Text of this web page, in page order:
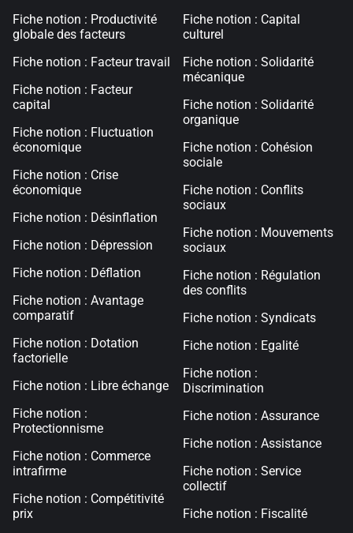
Fiche notion : Productivité
globale des facteurs
Fiche notion : Facteur travail
Fiche notion : Facteur
capital
Fiche notion : Fluctuation
économique
Fiche notion : Crise
économique
Fiche notion : Désinflation
Fiche notion : Dépression
Fiche notion : Déflation
Fiche notion : Avantage
comparatif
Fiche notion : Dotation
factorielle
Fiche notion : Libre échange
Fiche notion :
Protectionnisme
Fiche notion : Commerce
intrafirme
Fiche notion : Compétitivité
prix
Fiche notion : Capital
culturel
Fiche notion : Solidarité
mécanique
Fiche notion : Solidarité
organique
Fiche notion : Cohésion
sociale
Fiche notion : Conflits
sociaux
Fiche notion : Mouvements
sociaux
Fiche notion : Régulation
des conflits
Fiche notion : Syndicats
Fiche notion : Egalité
Fiche notion :
Discrimination
Fiche notion : Assurance
Fiche notion : Assistance
Fiche notion : Service
collectif
Fiche notion : Fiscalité